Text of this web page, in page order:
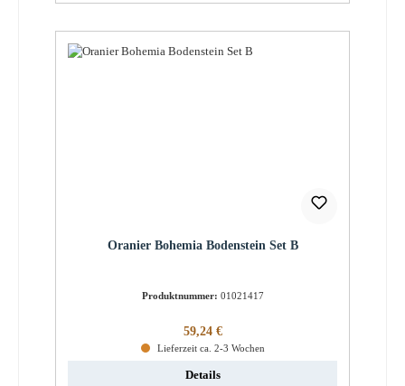
Oranier Bohemia Bodenstein Set B
Produktnummer: 01021417
Regulärer Preis:
59,24 €
Lieferzeit ca. 2-3 Wochen
Details